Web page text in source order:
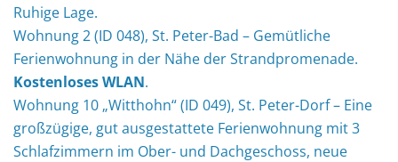
Ruhige Lage.
Wohnung 2 (ID 048), St. Peter-Bad – Gemütliche
Ferienwohnung in der Nähe der Strandpromenade.
Kostenloses WLAN.
Wohnung 10 „Witthohn“ (ID 049), St. Peter-Dorf – Eine
großzügige, gut ausgestattete Ferienwohnung mit 3
Schlafzimmern im Ober- und Dachgeschoss, neue